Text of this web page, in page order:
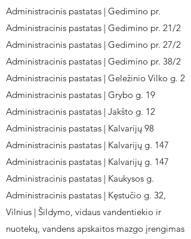
Administracinis pastatas | Gedimino pr.
Administracinis pastatas | Gedimino pr. 21/2
Administracinis pastatas | Gedimino pr. 27/2
Administracinis pastatas | Gedimino pr. 38/2
Administracinis pastatas | Geležinio Vilko g. 2
Administracinis pastatas | Grybo g. 19
Administracinis pastatas | Jakšto g. 12
Administracinis pastatas | Kalvarijų 98
Administracinis pastatas | Kalvarijų g. 147
Administracinis pastatas | Kalvarijų g. 147
Administracinis pastatas | Kaukysos g.
Administracinis pastatas | Kęstučio g. 32,
Vilnius | Šildymo, vidaus vandentiekio ir
nuotekų, vandens apskaitos mazgo įrengimas